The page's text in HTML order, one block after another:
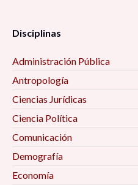
Disciplinas
Administración Pública
Antropología
Ciencias Jurídicas
Ciencia Política
Comunicación
Demografía
Economía